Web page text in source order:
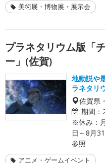
美術展・博物展・展示会
プラネタリウム版「
ー」(佐賀)
地動説や
ラネタリ
佐賀県
期間：
※休み：
日～8月
参照
アニメ・ゲームイベント